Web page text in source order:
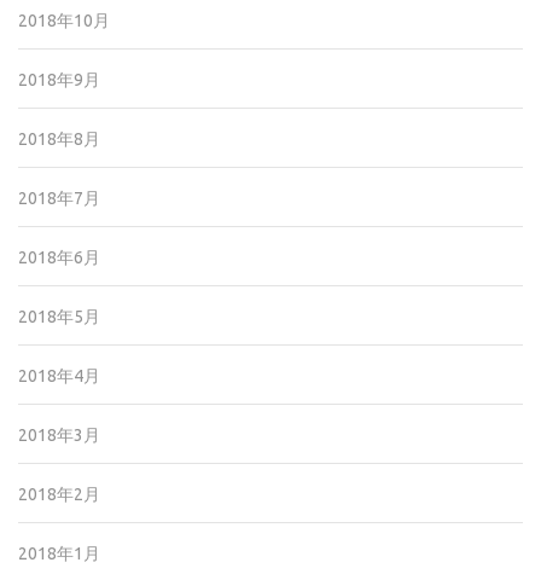
2018年10月
2018年9月
2018年8月
2018年7月
2018年6月
2018年5月
2018年4月
2018年3月
2018年2月
2018年1月